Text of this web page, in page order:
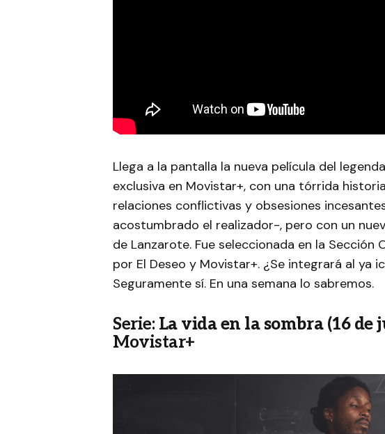
Llega a la pantalla la nueva película del
exclusiva en Movistar+, con una tórrida
relaciones conflictivas y obsesiones
acostumbrado el realizador-, pero con un
de Lanzarote. Fue seleccionada en la
por El Deseo y Movistar+. ¿Se integrará al ya
Seguramente sí. En una semana lo sabremos.
Serie: La vida en la sombra(16 de
Movistar+